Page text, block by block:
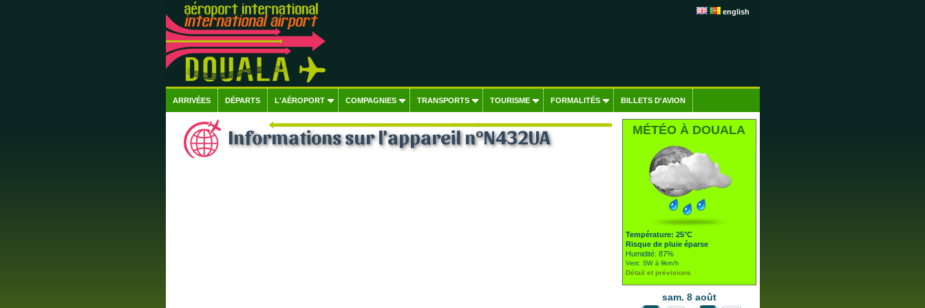
english
ARRIVÉES DÉPARTS L'AÉROPORT COMPAGNIES TRANSPORTS TOURISME FORMALITÉS BILLETS D'AVION
Informations sur l'appareil n°N432UA MÉTÉO À DOUALA
Température: 25°C
Risque de pluie éparse
Humidité: 87%
Vent: SW à 9km/h
Détail et prévisions
sam. 8 août